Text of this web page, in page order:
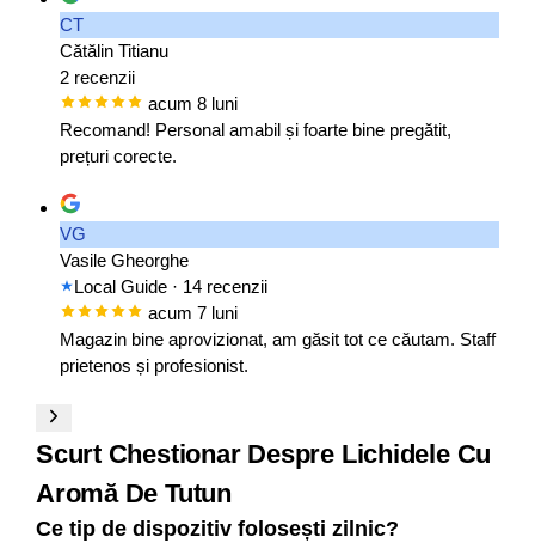
CT
Cătălin Titianu
2 recenzii
acum 8 luni
Recomand! Personal amabil și foarte bine pregătit,
prețuri corecte.
VG
Vasile Gheorghe
Local Guide · 14 recenzii
acum 7 luni
Magazin bine aprovizionat, am găsit tot ce căutam. Staff
prietenos și profesionist.
Scurt Chestionar Despre Lichidele Cu
Aromă De Tutun
Ce tip de dispozitiv folosești zilnic?